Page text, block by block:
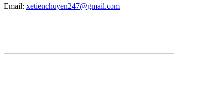
Email: xetienchuyen247@gmail.com